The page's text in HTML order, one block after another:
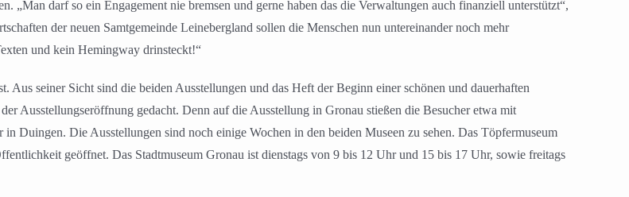
„Man darf so ein Engagement nie bremsen und gerne haben das die Verwaltungen auch finanziell unterstützt“,
der neuen Samtgemeinde Leinebergland sollen die Menschen nun untereinander noch mehr
und kein Hemingway drinsteckt!“
Aus seiner Sicht sind die beiden Ausstellungen und das Heft der Beginn einer schönen und dauerhaften
Ausstellungseröffnung gedacht. Denn auf die Ausstellung in Gronau stießen die Besucher etwa mit
Duingen. Die Ausstellungen sind noch einige Wochen in den beiden Museen zu sehen. Das Töpfermuseum
geöffnet. Das Stadtmuseum Gronau ist dienstags von 9 bis 12 Uhr und 15 bis 17 Uhr, sowie freitags